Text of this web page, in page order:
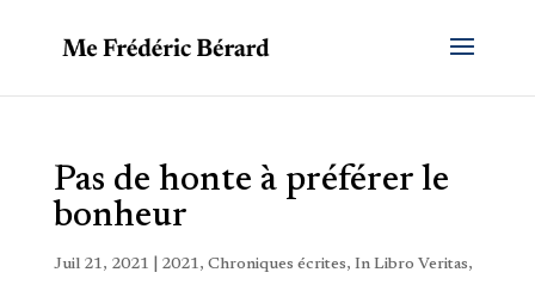
Pas de honte à préférer le
bonheur
Juil 21, 2021 2021, Chroniques écrites, In Libro Veritas,